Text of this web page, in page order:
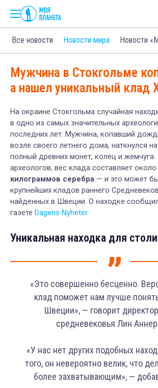
Все новости Новости мира Новости
Мужчина в Стокгольме
а нашел уникальный клад
На окраине Стокгольма случайная
в одно из самых значительных
последних лет. Мужчина, копавший
возле своего летнего дома, наткнулся
полный древних монет, колец и
археологов, вес клада составляет около
килограммов серебра — и это может
крупнейших кладов раннего
найденных в Швеции. О находке
газете Dagens Nyheter.
Уникальная находка для
«Это совершенно бесценно.
клад поможет нам лучше
Швеции», — говорит
средневековья Лин
«У нас нет других подобных
того, он невероятно велик, что
более захватывающим», —